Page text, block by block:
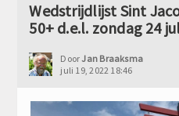
Wedstrijdlijst Sint
50+ d.e.l. zondag 24
DoorJan Braaksma
juli 19, 2022 18:46